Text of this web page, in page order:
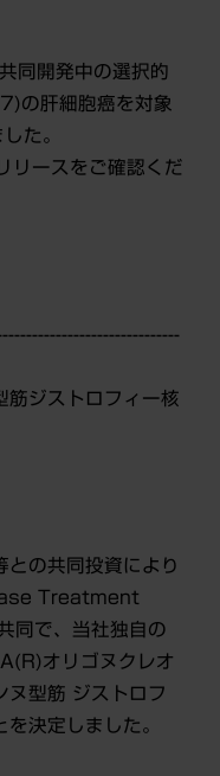
同開発中の選択的
の肝細胞癌を対象
た。
リースをご確認くだ
筋ジストロフィー核
との共同投資により
Treatment
同で、当社独自の
オリゴヌクレオ
ヌ型筋 ジストロフ
決定しました。